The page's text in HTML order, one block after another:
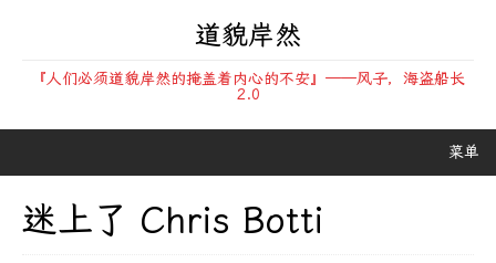
道貌岸然
『人们必须道貌岸然的掩盖着内心的不安』——风子，海盗船长
2.0
菜单
迷上了 Chris Botti